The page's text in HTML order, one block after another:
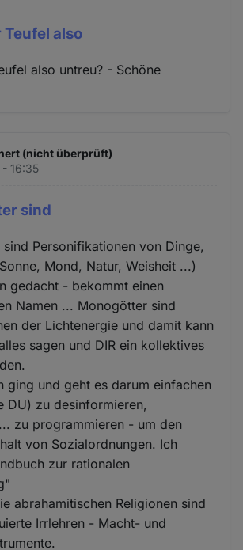
Teufel also
also untreu? - Schöne
(nicht überprüft)
16:35
sind
sind Personifikationen von Dinge,
Mond, Natur, Weisheit ...)
gedacht - bekommt einen
Namen ... Monogötter sind
der Lichtenergie und damit kann
sagen und DIR ein kollektives
ging und geht es darum einfachen
DU) zu desinformieren,
zu programmieren - um den
von Sozialordnungen. Ich
zur rationalen
abrahamitischen Religionen sind
Irrlehren - Macht- und